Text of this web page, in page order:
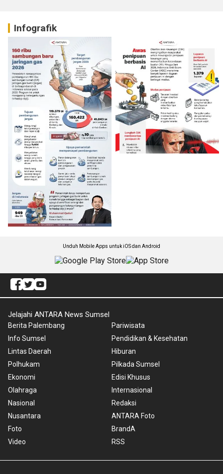
Infografik
Unduh Mobile Apps untuk iOS dan Android
Jelajahi ANTARA News Sumsel
Berita Palembang
Info Sumsel
Lintas Daerah
Polhukam
Ekonomi
Olahraga
Nasional
Nusantara
Foto
Video
Pariwisata
Pendidikan & Kesehatan
Hiburan
Pilkada Sumsel
Edisi Khusus
Internasional
Redaksi
ANTARA Foto
BrandA
RSS